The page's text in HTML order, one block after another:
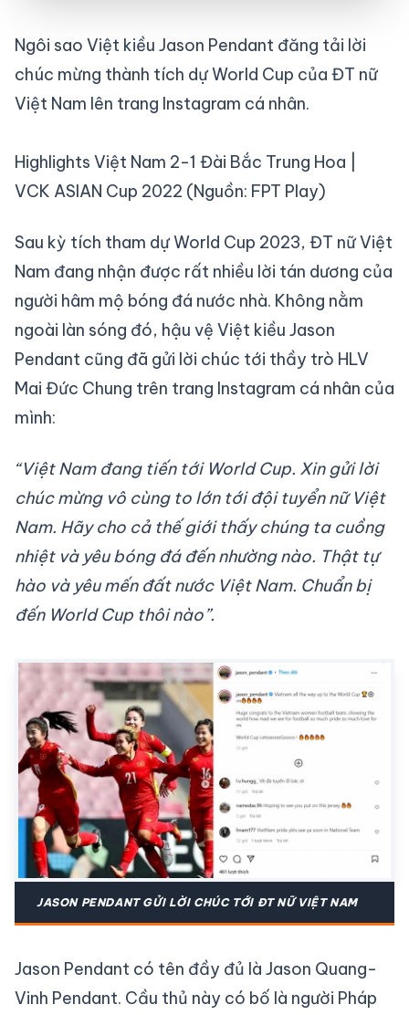
Ngôi sao Việt kiều Jason Pendant đăng tải lời
chúc mừng thành tích dự World Cup của ĐT nữ
Việt Nam lên trang Instagram cá nhân.
Highlights Việt Nam 2-1 Đài Bắc Trung Hoa |
VCK ASIAN Cup 2022 (Nguồn: FPT Play)
Sau kỳ tích tham dự World Cup 2023, ĐT nữ Việt
Nam đang nhận được rất nhiều lời tán dương của
người hâm mộ bóng đá nước nhà. Không nằm
ngoài làn sóng đó, hậu vệ Việt kiều Jason
Pendant cũng đã gửi lời chúc tới thầy trò HLV
Mai Đức Chung trên trang Instagram cá nhân của
mình:
“Việt Nam đang tiến tới World Cup. Xin gửi lời
chúc mừng vô cùng to lớn tới đội tuyển nữ Việt
Nam. Hãy cho cả thế giới thấy chúng ta cuồng
nhiệt và yêu bóng đá đến nhường nào. Thật tự
hào và yêu mến đất nước Việt Nam. Chuẩn bị
đến World Cup thôi nào”.
JASON PENDANT GỬI LỜI CHÚC TỚI ĐT NỮ VIỆT NAM
Jason Pendant có tên đầy đủ là Jason Quang-
Vinh Pendant. Cầu thủ này có bố là người Pháp